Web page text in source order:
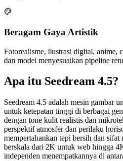
Beragam Gaya Artistik
Fotorealisme, ilustrasi digital,
dan model menyesuaikan pipeline
Apa itu Seedream 4.5?
Seedream 4.5 adalah mesin gambar
untuk ketepatan tinggi di berbagai
dengan tone kulit realistis dan
perspektif atmosfer dan perilaku
mempertahankan tepi bersih dan
berskala dari 2K untuk web hingga
independen menempatkannya di